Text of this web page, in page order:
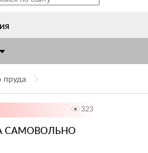
пруда
323
САМОВОЛЬНО